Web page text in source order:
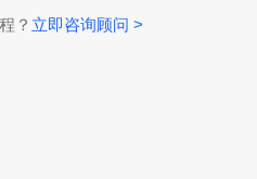
？ 立即咨询顾问 >